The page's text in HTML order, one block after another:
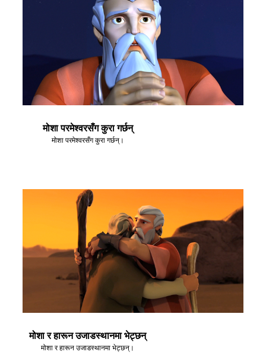
मोशा परमेश्वरसँग कुरा गर्छन्
मोशा परमेश्वरसँग कुरा गर्छन्।
मोशा र हारून उजाडस्थानमा भेट्छन्
मोशा र हारून उजाडस्थानमा भेट्छन्।